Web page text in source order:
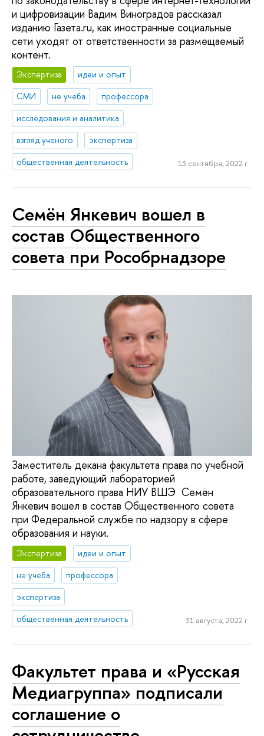
и цифровизации Вадим Виноградов рассказал
изданию Газета.ru, как иностранные социальные
сети уходят от ответственности за размещаемый
контент.
Экспертиза
идеи и опыт
СМИ
не учеба
профессора
исследования и аналитика
взгляд ученого
экспертиза
общественная деятельность
13 сентября, 2022 г.
Семён Янкевич вошел в
состав Общественного
совета при Рособрнадзоре
Заместитель декана факультета права по учебной
работе, заведующий лабораторией
образовательного права НИУ ВШЭ Семён
Янкевич вошел в состав Общественного совета
при Федеральной службе по надзору в сфере
образования и науки.
Экспертиза
идеи и опыт
не учеба
профессора
экспертиза
общественная деятельность
31 августа, 2022 г.
Факультет права и «Русская
Медиагруппа» подписали
соглашение о